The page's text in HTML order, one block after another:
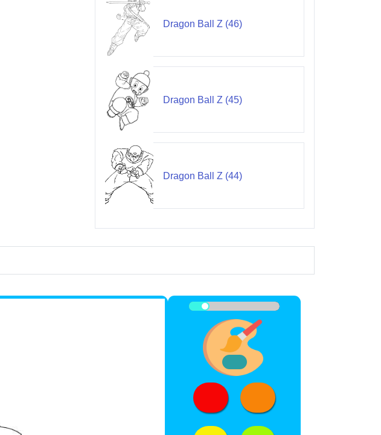
Dragon Ball Z (46)
Dragon Ball Z (45)
Dragon Ball Z (44)